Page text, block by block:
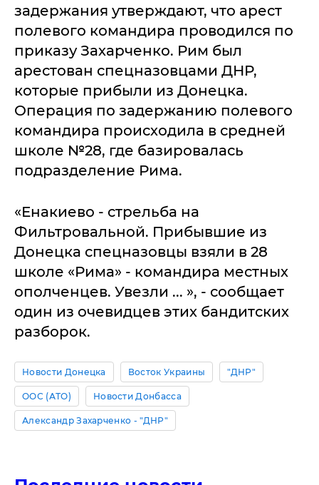
задержания утверждают, что арест
полевого командира проводился по
приказу Захарченко. Рим был
арестован спецназовцами ДНР,
которые прибыли из Донецка.
Операция по задержанию полевого
командира происходила в средней
школе №28, где базировалась
подразделение Рима.
«Енакиево - стрельба на
Фильтровальной. Прибывшие из
Донецка спецназовцы взяли в 28
школе «Рима» - командира местных
ополченцев. Увезли ... », - сообщает
один из очевидцев этих бандитских
разборок.
Новости Донецка Восток Украины "ДНР"
ООС (АТО) Новости Донбасса
Александр Захарченко - "ДНР"